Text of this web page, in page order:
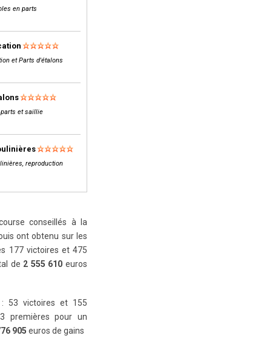
en parts
et Parts d'étalons
parts et saillie
reproduction
conseillés à la
ont obtenu sur les
177 victoires et 475
de 2 555 610 euros
: 53 victoires et 155
premières pour un
905 euros de gains